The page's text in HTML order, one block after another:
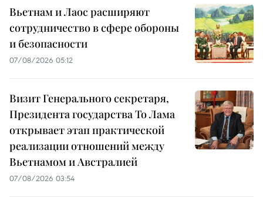
Вьетнам и Лаос расширяют
сотрудничество в сфере обороны
и безопасности
07/08/2026 05:12
Визит Генерального секретаря,
Президента государства То Лама
открывает этап практической
реализации отношений между
Вьетнамом и Австралией
07/08/2026 03:54